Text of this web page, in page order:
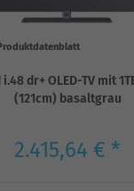
dr+ OLED-TV mit
(121cm) basaltgrau
2.415,64 € *